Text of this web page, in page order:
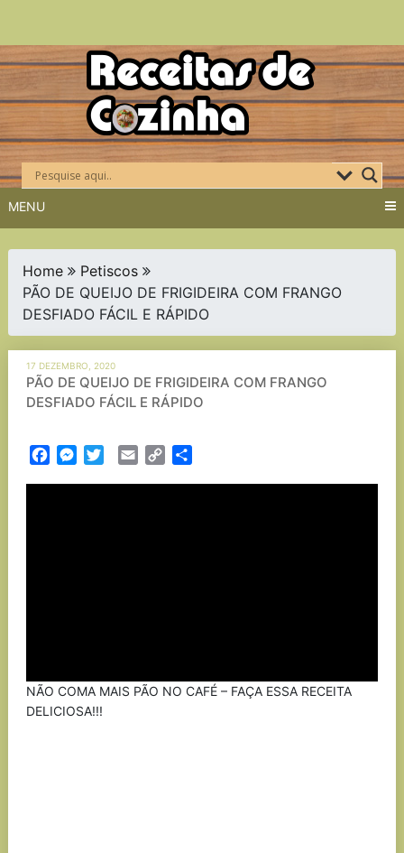
Skip
to
content
MENU
Home
Petiscos
PÃO DE QUEIJO DE FRIGIDEIRA COM FRANGO
DESFIADO FÁCIL E RÁPIDO
17 DEZEMBRO, 2020
PÃO DE QUEIJO DE FRIGIDEIRA COM FRANGO
DESFIADO FÁCIL E RÁPIDO
FacebookMessenger
TwitterEmail Copy
NÃO COMA MAIS PÃO NO CAFÉ – FAÇA ESSA RECEITA
DELICIOSA!!!